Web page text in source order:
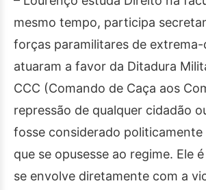
mesmo tempo, participa
forças paramilitares de
atuaram a favor da Ditadura
CCC (Comando de Caça aos
repressão de qualquer cidadão
fosse considerado politicamente
que se opusesse ao regime. Ele
se envolve diretamente com a